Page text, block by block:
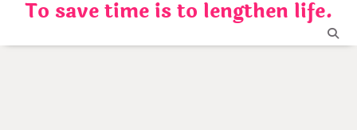
content
To save time is to lengthen life.